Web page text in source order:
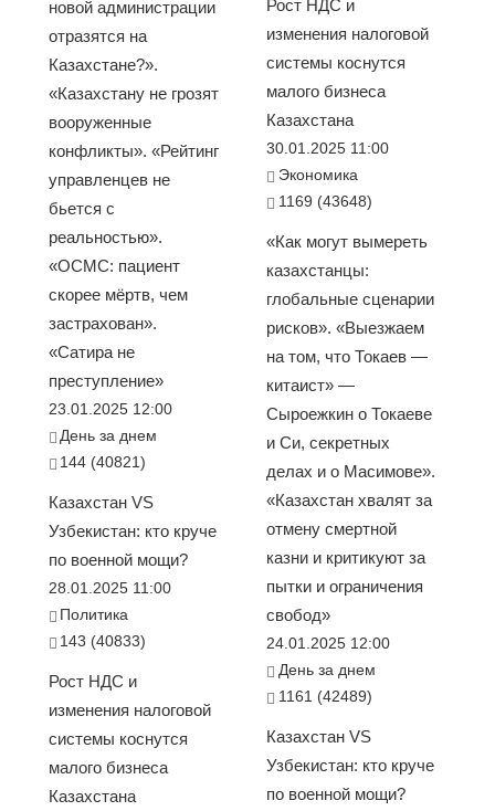
новой администрации
отразятся на
Казахстане?».
«Казахстану не грозят
вооруженные
конфликты». «Рейтинг
управленцев не
бьется с
реальностью».
«ОСМС: пациент
скорее мёртв, чем
застрахован».
«Сатира не
преступление»
23.01.2025 12:00
День за днем
144 (40821)
Казахстан VS
Узбекистан: кто круче
по военной мощи?
28.01.2025 11:00
Политика
143 (40833)
Рост НДС и
изменения налоговой
системы коснутся
малого бизнеса
Казахстана
Рост НДС и
изменения налоговой
системы коснутся
малого бизнеса
Казахстана
30.01.2025 11:00
Экономика
1169 (43648)
«Как могут вымереть
казахстанцы:
глобальные сценарии
рисков». «Выезжаем
на том, что Токаев —
китаист» —
Сыроежкин о Токаеве
и Си, секретных
делах и о Масимове».
«Казахстан хвалят за
отмену смертной
казни и критикуют за
пытки и ограничения
свобод»
24.01.2025 12:00
День за днем
1161 (42489)
Казахстан VS
Узбекистан: кто круче
по военной мощи?